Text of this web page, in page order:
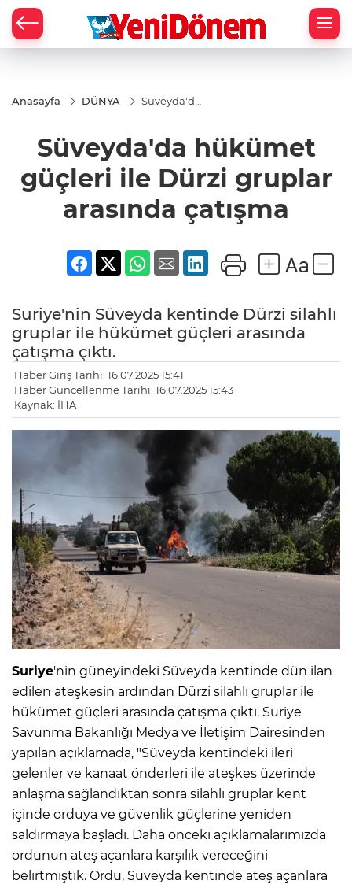
Anasayfa DÜNYA
Süveyda'da
Dürzi
gruplar
çatışma
Süveyda'da hükümet
güçleri ile Dürzi gruplar
arasında çatışma
Suriye'nin Süveyda kentinde Dürzi silahlı
gruplar ile hükümet güçleri arasında
çatışma çıktı.
Haber Giriş Tarihi: 16.07.2025 15:41
Haber Güncellenme Tarihi: 16.07.2025 15:43
Kaynak: İHA
Suriye'nin güneyindeki Süveyda kentinde dün ilan
edilen ateşkesin ardından Dürzi silahlı gruplar ile
hükümet güçleri arasında çatışma çıktı. Suriye
Savunma Bakanlığı Medya ve İletişim Dairesinden
yapılan açıklamada, "Süveyda kentindeki ileri
gelenler ve kanaat önderleri ile ateşkes üzerinde
anlaşma sağlandıktan sonra silahlı gruplar kent
içinde orduya ve güvenlik güçlerine yeniden
saldırmaya başladı. Daha önceki açıklamalarımızda
ordunun ateş açanlara karşılık vereceğini
belirtmiştik. Ordu, Süveyda kentinde ateş açanlara